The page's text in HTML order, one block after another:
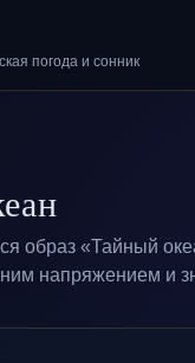
погода и сонник
образ «Тайный
напряжением и